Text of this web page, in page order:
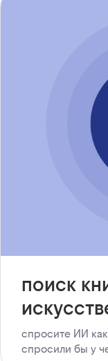
поиск
спросите ИИ
спросили бы у